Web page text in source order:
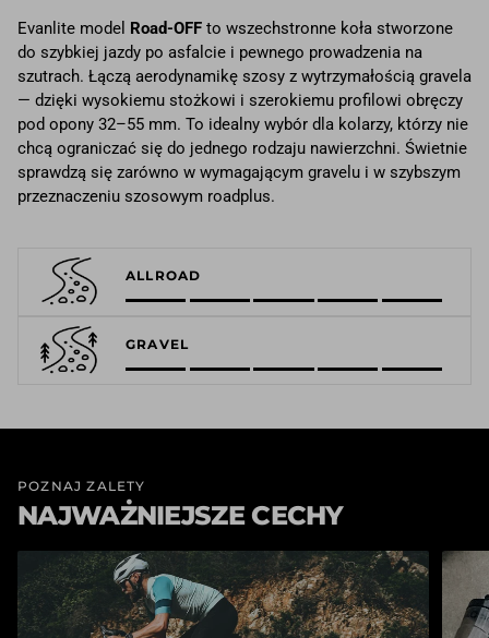
Evanlite model Road-OFF to wszechstronne koła stworzone
do szybkiej jazdy po asfalcie i pewnego prowadzenia na
szutrach. Łączą aerodynamikę szosy z wytrzymałością gravela
— dzięki wysokiemu stożkowi i szerokiemu profilowi obręczy
pod opony 32–55 mm. To idealny wybór dla kolarzy, którzy nie
chcą ograniczać się do jednego rodzaju nawierzchni. Świetnie
sprawdzą się zarówno w wymagającym gravelu i w szybszym
przeznaczeniu szosowym roadplus.
ALLROAD
GRAVEL
POZNAJ ZALETY
NAJWAŻNIEJSZE CECHY